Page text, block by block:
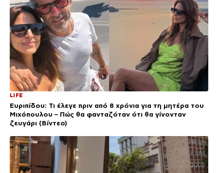
LIFE
Ευριπίδου: Τι έλεγε πριν από 8 χρόνια για τη μητέρα του
Μιχόπουλου – Πώς θα φανταζόταν ότι θα γίνονταν
ζευγάρι (Βίντεο)